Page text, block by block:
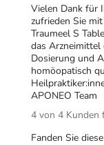
15 mg
6 mg Bellis
6 mg
6 mg
3 mg
Sonstige
Wasser
Vielen Dank für
zufrieden Sie
Traumeel S
das Arzneimittel
Dosierung und
homöopatisch
APONEO Team
4 von 4 Kunden
Fanden Sie